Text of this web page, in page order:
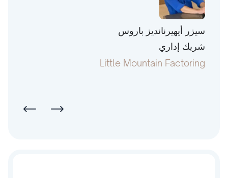
سيزر أيهيرنانديز باروس
شريك إداري
Little Mountain Factoring